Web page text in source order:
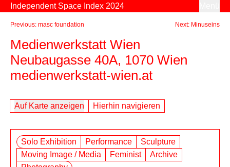
Zum Inhalt springen
Independent Space Index 2024
Previous: masc foundation Next: Minuseins
Medienwerkstatt Wien
Neubaugasse 40A, 1070 Wien
medienwerkstatt-wien.at
Auf Karte anzeigen Hierhin navigieren
Solo Exhibition Performance
Sculpture
Moving Image / Media
Feminist
Archive
necessaire